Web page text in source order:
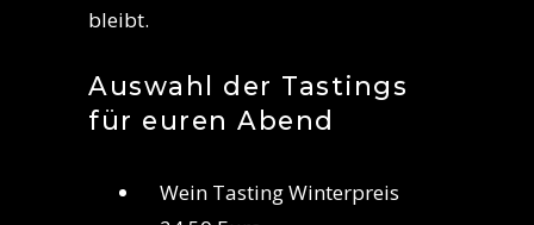
bleibt.
Auswahl der Tastings
für euren Abend
Wein Tasting Winterpreis